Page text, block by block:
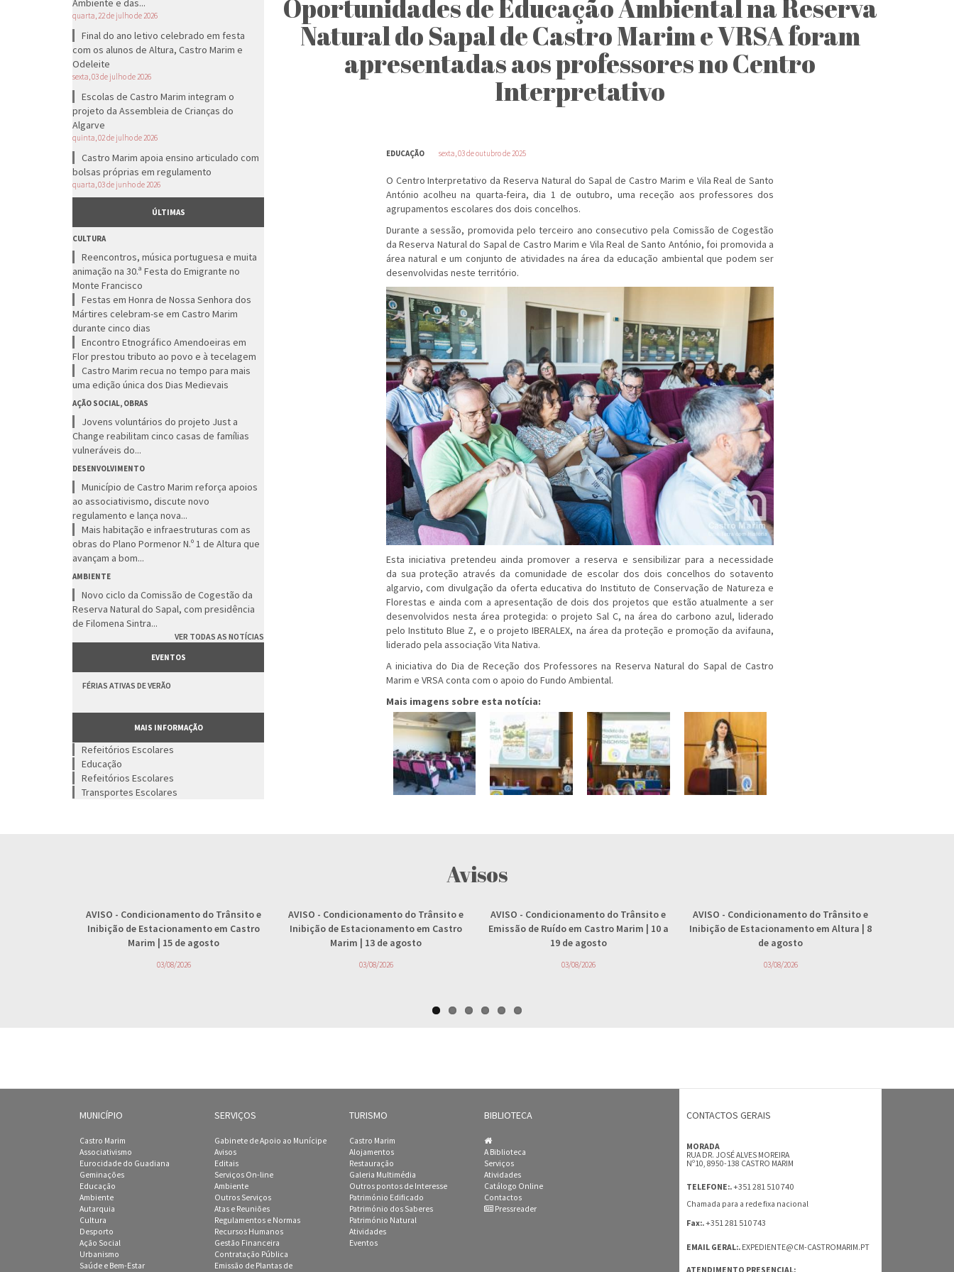
Ambiente e das...
quarta, 22 de julho de 2026
Final do ano letivo celebrado em festa
com os alunos de Altura, Castro Marim e
Odeleite
sexta, 03 de julho de 2026
Escolas de Castro Marim integram o
projeto da Assembleia de Crianças do
Algarve
quinta, 02 de julho de 2026
Castro Marim apoia ensino articulado com
bolsas próprias em regulamento
quarta, 03 de junho de 2026
ÚLTIMAS
CULTURA
Reencontros, música portuguesa e muita
animação na 30.ª Festa do Emigrante no
Monte Francisco
Festas em Honra de Nossa Senhora dos
Mártires celebram-se em Castro Marim
durante cinco dias
Encontro Etnográfico Amendoeiras em
Flor prestou tributo ao povo e à tecelagem
Castro Marim recua no tempo para mais
uma edição única dos Dias Medievais
AÇÃO SOCIAL, OBRAS
Jovens voluntários do projeto Just a
Change reabilitam cinco casas de famílias
vulneráveis do...
DESENVOLVIMENTO
Município de Castro Marim reforça apoios
ao associativismo, discute novo
regulamento e lança nova...
Mais habitação e infraestruturas com as
obras do Plano Pormenor N.º 1 de Altura que
avançam a bom...
AMBIENTE
Novo ciclo da Comissão de Cogestão da
Reserva Natural do Sapal, com presidência
de Filomena Sintra...
VER TODAS AS NOTÍCIAS
EVENTOS
FÉRIAS ATIVAS DE VERÃO
MAIS INFORMAÇÃO
Refeitórios Escolares
Educação
Refeitórios Escolares
Transportes Escolares
Oportunidades de Educação Ambiental na Reserva
Natural do Sapal de Castro Marim e VRSA foram
apresentadas aos professores no Centro
Interpretativo
EDUCAÇÃO sexta, 03 de outubro de 2025
O Centro Interpretativo da Reserva Natural do Sapal de Castro Marim e Vila Real de Santo
António acolheu na quarta-feira, dia 1 de outubro, uma receção aos professores dos
agrupamentos escolares dos dois concelhos.
Durante a sessão, promovida pelo terceiro ano consecutivo pela Comissão de Cogestão
da Reserva Natural do Sapal de Castro Marim e Vila Real de Santo António, foi promovida a
área natural e um conjunto de atividades na área da educação ambiental que podem ser
desenvolvidas neste território.
Esta iniciativa pretendeu ainda promover a reserva e sensibilizar para a necessidade
da sua proteção através da comunidade de escolar dos dois concelhos do sotavento
algarvio, com divulgação da oferta educativa do Instituto de Conservação de Natureza e
Florestas e ainda com a apresentação de dois dos projetos que estão atualmente a ser
desenvolvidos nesta área protegida: o projeto Sal C, na área do carbono azul, liderado
pelo Instituto Blue Z, e o projeto IBERALEX, na área da proteção e promoção da avifauna,
liderado pela associação Vita Nativa.
A iniciativa do Dia de Receção dos Professores na Reserva Natural do Sapal de Castro
Marim e VRSA conta com o apoio do Fundo Ambiental.
Mais imagens sobre esta notícia:
Avisos
AVISO - Condicionamento do Trânsito e
Inibição de Estacionamento em Castro
Marim | 15 de agosto
03/08/2026
AVISO - Condicionamento do Trânsito e
Inibição de Estacionamento em Castro
Marim | 13 de agosto
03/08/2026
AVISO - Condicionamento do Trânsito e
Emissão de Ruído em Castro Marim | 10 a
19 de agosto
03/08/2026
AVISO - Condicionamento do Trânsito e
Inibição de Estacionamento em Altura | 8
de agosto
03/08/2026
MUNICÍPIO
Castro Marim
Associativismo
Eurocidade do Guadiana
Geminações
Educação
Ambiente
Autarquia
Cultura
Desporto
Ação Social
Urbanismo
Saúde e Bem-Estar
SERVIÇOS
Gabinete de Apoio ao Munícipe
Avisos
Editais
Serviços On-line
Ambiente
Outros Serviços
Atas e Reuniões
Regulamentos e Normas
Recursos Humanos
Gestão Financeira
Contratação Pública
Emissão de Plantas de
TURISMO
Castro Marim
Alojamentos
Restauração
Galeria Multimédia
Outros pontos de Interesse
Património Edificado
Património dos Saberes
Património Natural
Atividades
Eventos
BIBLIOTECA
A Biblioteca
Serviços
Atividades
Catálogo Online
Contactos
Pressreader
CONTACTOS GERAIS
MORADA
RUA DR. JOSÉ ALVES MOREIRA
Nº10, 8950-138 CASTRO MARIM
TELEFONE:.+351 281 510 740
Chamada para a rede fixa nacional
Fax:.+351 281 510 743
EMAIL GERAL:. EXPEDIENTE@CM-CASTROMARIM.PT
ATENDIMENTO PRESENCIAL: